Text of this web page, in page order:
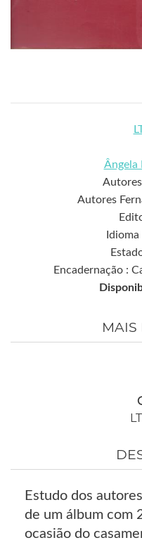
Ângela
Autores
Encadernação :
MAIS
Estudo dos
de um álbum com
ocasião do